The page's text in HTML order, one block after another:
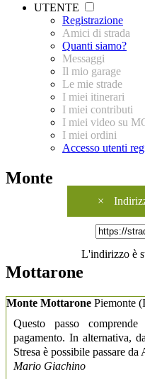
UTENTE
Registrazione
Amici di strada
Quanti siamo?
Messaggi
Il mio garage
Le mie strade
I miei itinerari
I miei contributi
I miei video su
I miei ordini
Accesso utenti
×
L'indirizzo è
Monte
Mottarone
Monte Mottarone Piemonte
Questo passo
pagamento. In alternativa,
Stresa è possibile passare da
Mario Giachino